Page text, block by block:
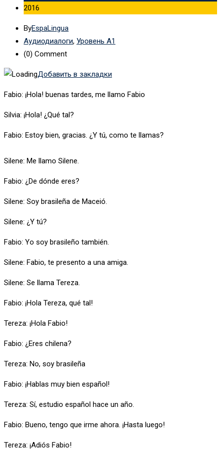
2016
ByEspaLingua
Аудиодиалоги, Уровень А1
(0) Comment
Добавить в закладки
Fabio: ¡Hola! buenas tardes, me llamo Fabio
Silvia: ¡Hola! ¿Qué tal?
Fabio: Estoy bien, gracias. ¿Y tú, como te llamas?
Silene: Me llamo Silene.
Fabio: ¿De dónde eres?
Silene: Soy brasileña de Maceió.
Silene: ¿Y tú?
Fabio: Yo soy brasileño también.
Silene: Fabio, te presento a una amiga.
Silene: Se llama Tereza.
Fabio: ¡Hola Tereza, qué tal!
Tereza: ¡Hola Fabio!
Fabio: ¿Eres chilena?
Tereza: No, soy brasileña
Fabio: ¡Hablas muy bien español!
Tereza: Sí, estudio español hace un año.
Fabio: Bueno, tengo que irme ahora. ¡Hasta luego!
Tereza: ¡Adiós Fabio!